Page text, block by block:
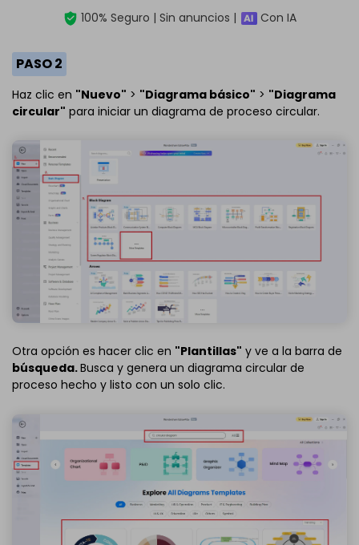
100% Seguro | Sin anuncios | Con IA
PASO 2
Haz clic en "Nuevo" > "Diagrama básico" > "Diagrama
circular" para iniciar un diagrama de proceso circular.
Otra opción es hacer clic en "Plantillas" y ve a la barra de
búsqueda.Busca y genera un diagrama circular de
proceso hecho y listo con un solo clic.